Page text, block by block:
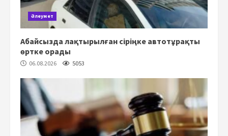
Әлеумет
Абайсызда лақтырылған сіріңке автотұрақты
өртке орады
06.08.2026 5053